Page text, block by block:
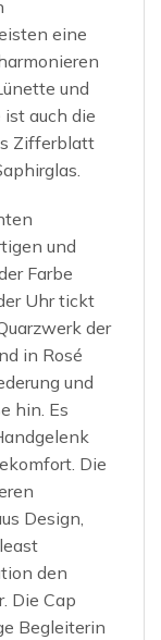
eine
und
auch die
Zifferblatt
und
Farbe
Uhr tickt
der
in Rosé
und
hin. Es
Die
Design,
den
Die Cap
Begleiterin